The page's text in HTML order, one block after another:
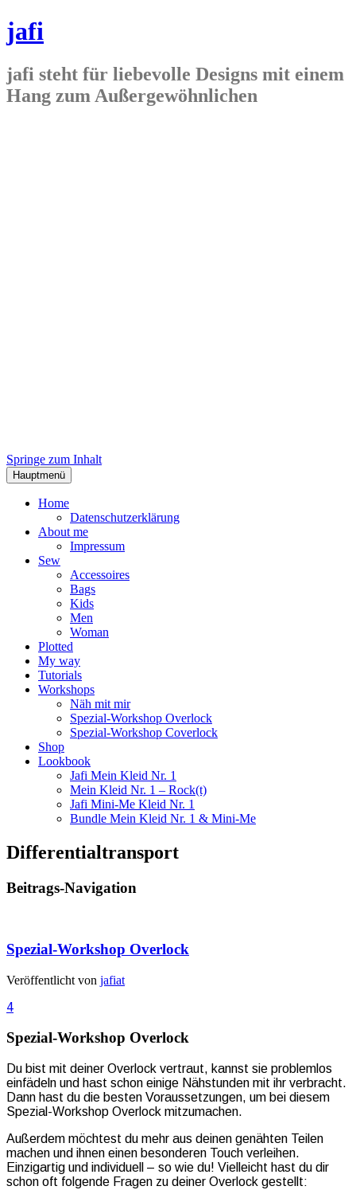
jafi
jafi steht für liebevolle Designs mit einem
Hang zum Außergewöhnlichen
Springe zum Inhalt
Hauptmenü
Home
Datenschutzerklärung
About me
Impressum
Sew
Accessoires
Bags
Kids
Men
Woman
Plotted
My way
Tutorials
Workshops
Näh mit mir
Spezial-Workshop Overlock
Spezial-Workshop Coverlock
Shop
Lookbook
Jafi Mein Kleid Nr. 1
Mein Kleid Nr. 1 – Rock(t)
Jafi Mini-Me Kleid Nr. 1
Bundle Mein Kleid Nr. 1 & Mini-Me
Differentialtransport
Beitrags-Navigation
Spezial-Workshop Overlock
Veröffentlicht von jafiat
4
Spezial-Workshop Overlock
Du bist mit deiner Overlock vertraut, kannst sie problemlos
einfädeln und hast schon einige Nähstunden mit ihr verbracht.
Dann hast du die besten Voraussetzungen, um bei diesem
Spezial-Workshop Overlock mitzumachen.
Außerdem möchtest du mehr aus deinen genähten Teilen
machen und ihnen einen besonderen Touch verleihen.
Einzigartig und individuell – so wie du! Vielleicht hast du dir
schon oft folgende Fragen zu deiner Overlock gestellt: